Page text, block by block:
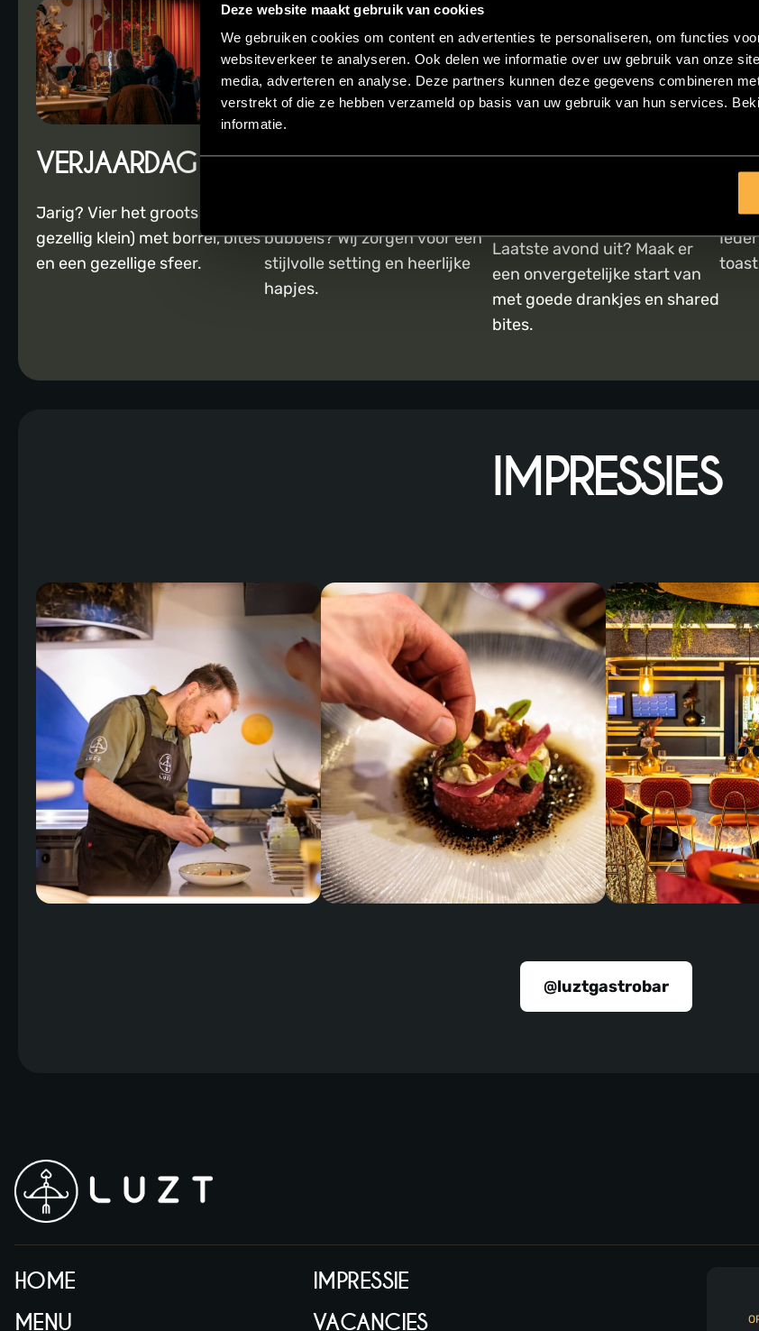
Deze website maakt gebruik van cookies
We gebruiken cookies om content en advertenties te personaliseren, om functies
websiteverkeer te analyseren. Ook delen we informatie over uw gebruik van onze
media, adverteren en analyse. Deze partners kunnen deze gegevens combineren
verstrekt of die ze hebben verzameld op basis van uw gebruik van hun services.
informatie.
VERJAARDAG
Jarig? Vier het groots (of juist
gezellig klein) met borrel, bites
en een gezellige sfeer.
BABYSHOWER
bubbels? Wij zorgen voor een
stijlvolle setting en heerlijke
hapjes.
VRIJGEZELLEN-
Laatste avond uit? Maak er
een onvergetelijke start van
met goede drankjes en shared
bites.
IMPRESSIES
@luztgastrobar
HOME
MENU
IMPRESSIE
VACANCIES